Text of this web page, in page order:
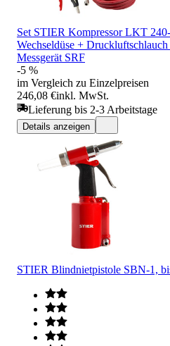
Set STIER Kompressor LKT
Wechseldüse +
Messgerät SRF
-5 %
im Vergleich zu Einzelpreisen
246,08 €inkl. MwSt.
Lieferung bis 2-3 Arbeitstage
Details anzeigen
STIER Blindnietpistole SBN-1,